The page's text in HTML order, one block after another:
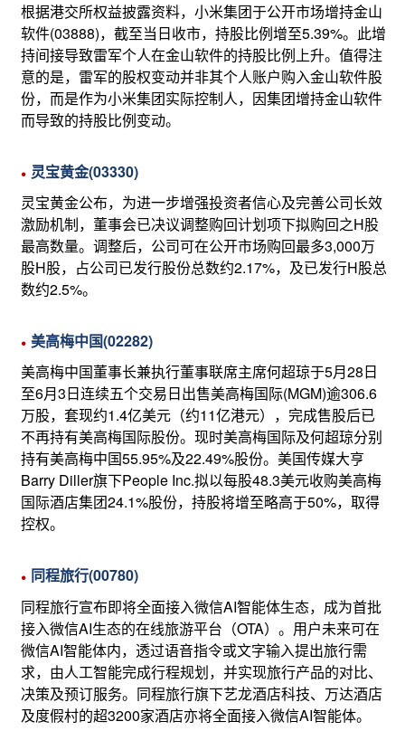
根据港交所权益披露资料，小米集团于公开市场增持金山
软件(03888)，截至当日收市，持股比例增至5.39%。此增
持间接导致雷军个人在金山软件的持股比例上升。值得注
意的是，雷军的股权变动并非其个人账户购入金山软件股
份，而是作为小米集团实际控制人，因集团增持金山软件
而导致的持股比例变动。
灵宝黄金(03330)
灵宝黄金公布，为进一步增强投资者信心及完善公司长效
激励机制，董事会已决议调整购回计划项下拟购回之H股
最高数量。调整后，公司可在公开市场购回最多3,000万
股H股，占公司已发行股份总数约2.17%，及已发行H股总
数约2.5%。
美高梅中国(02282)
美高梅中国董事长兼执行董事联席主席何超琼于5月28日
至6月3日连续五个交易日出售美高梅国际(MGM)逾306.6
万股，套现约1.4亿美元（约11亿港元），完成售股后已
不再持有美高梅国际股份。现时美高梅国际及何超琼分别
持有美高梅中国55.95%及22.49%股份。美国传媒大亨
Barry Diller旗下People Inc.拟以每股48.3美元收购美高梅
国际酒店集团24.1%股份，持股将增至略高于50%，取得
控权。
同程旅行(00780)
同程旅行宣布即将全面接入微信AI智能体生态，成为首批
接入微信AI生态的在线旅游平台（OTA）。用户未来可在
微信AI智能体内，透过语音指令或文字输入提出旅行需
求，由人工智能完成行程规划，并实现旅行产品的对比、
决策及预订服务。同程旅行旗下艺龙酒店科技、万达酒店
及度假村的超3200家酒店亦将全面接入微信AI智能体。